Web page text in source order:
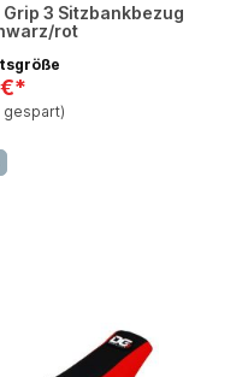
Grip 3 Sitzbankbezug
rot
gespart)